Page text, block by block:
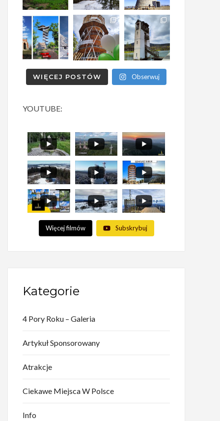
WIĘCEJ POSTÓW Obserwuj
YOUTUBE:
Więcej filmów Subskrybuj
Kategorie
4 Pory Roku – Galeria
Artykuł Sponsorowany
Atrakcje
Ciekawe Miejsca W Polsce
Info